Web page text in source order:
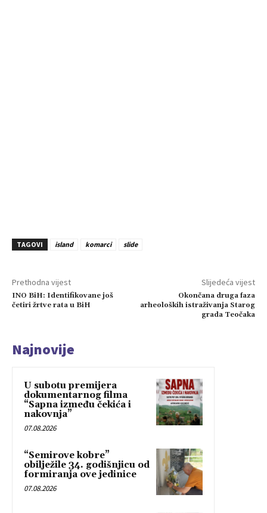
TAGOVI island komarci slide
Prethodna vijest
INO BiH: Identifikovane još
četiri žrtve rata u BiH
Slijedeća vijest
Okončana druga faza
arheoloških istraživanja Starog
grada Teočaka
Najnovije
U subotu premijera
dokumentarnog filma
“Sapna između čekića i
nakovnja”
07.08.2026
“Semirove kobre”
obilježile 34. godišnjicu od
formiranja ove jedinice
07.08.2026